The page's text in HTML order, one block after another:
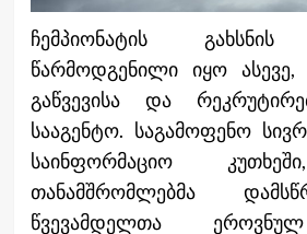
ჩემპიონატის გახსნის
წარმოდგენილი იყო ასევე,
გაწვევისა და
სააგენტო. საგამოფენო
საინფორმაციო
თანამშრომლებმა
წვევამდელთა